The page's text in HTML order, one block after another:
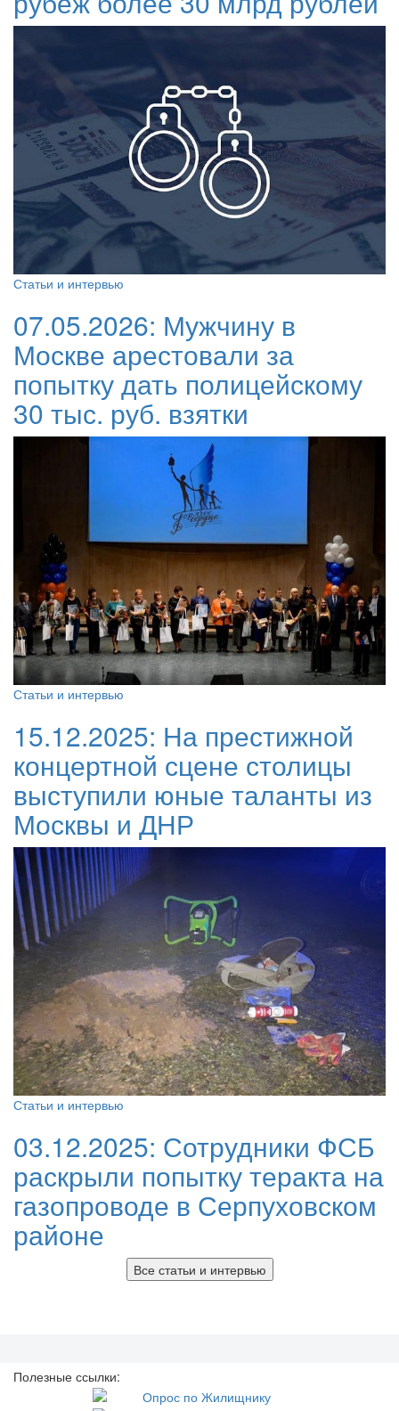
Статьи и интервью
07.05.2026: Мужчину в
Москве арестовали за
попытку дать полицейскому
30 тыс. руб. взятки
Статьи и интервью
15.12.2025: На престижной
концертной сцене столицы
выступили юные таланты из
Москвы и ДНР
Статьи и интервью
03.12.2025: Сотрудники ФСБ
раскрыли попытку теракта на
газопроводе в Серпуховском
районе
Все статьи и интервью
Полезные ссылки: